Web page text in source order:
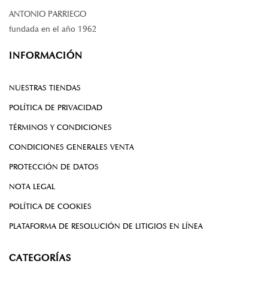
ANTONIO PARRIEGO
fundada en el año 1962
INFORMACIÓN
NUESTRAS TIENDAS
POLÍTICA DE PRIVACIDAD
TÉRMINOS Y CONDICIONES
CONDICIONES GENERALES VENTA
PROTECCIÓN DE DATOS
NOTA LEGAL
POLÍTICA DE COOKIES
PLATAFORMA DE RESOLUCIÓN DE LITIGIOS EN LÍNEA
CATEGORÍAS